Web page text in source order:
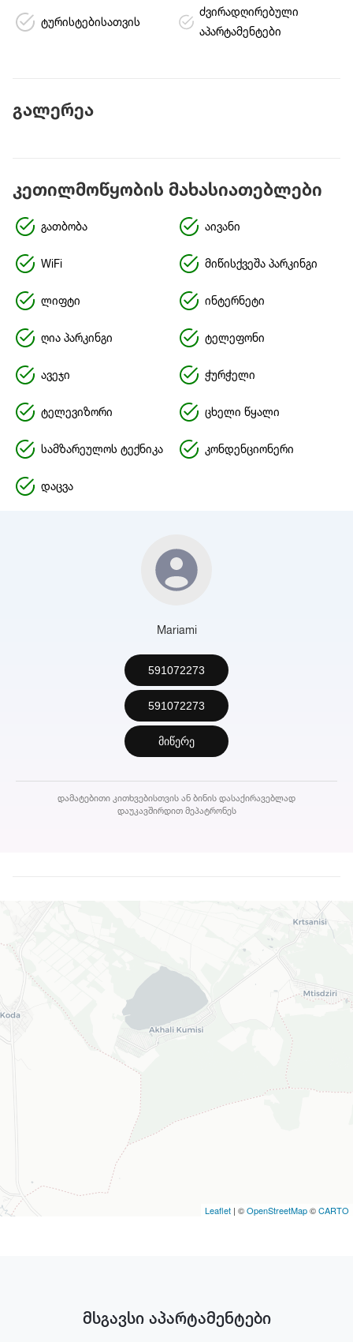
ტურისტებისათვის
ძვირადღირებული
აპარტამენტები
გალერეა
კეთილმოწყობის მახასიათებლები
გათბობა აივანი
WiFi მიწისქვეშა პარკინგი
ლიფტი ინტერნეტი
ღია პარკინგი ტელეფონი
ავეჯი ჭურჭელი
ტელევიზორი ცხელი წყალი
სამზარეულოს ტექნიკა კონდენციონერი
დაცვა
Mariami
591072273
591072273
მიწერე
დამატებითი კითხვებისთვის ან ბინის დასაქირავებლად
დაუკავშირდით მეპატრონეს
Leaflet | ©OpenStreetMap©CARTO
მსგავსი აპარტამენტები